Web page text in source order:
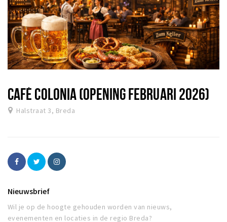
CAFÉ COLONIA (OPENING FEBRUARI 2026)
Halstraat 3, Breda
Nieuwsbrief
Wil je op de hoogte gehouden worden van nieuws,
evenementen en locaties in de regio Breda?